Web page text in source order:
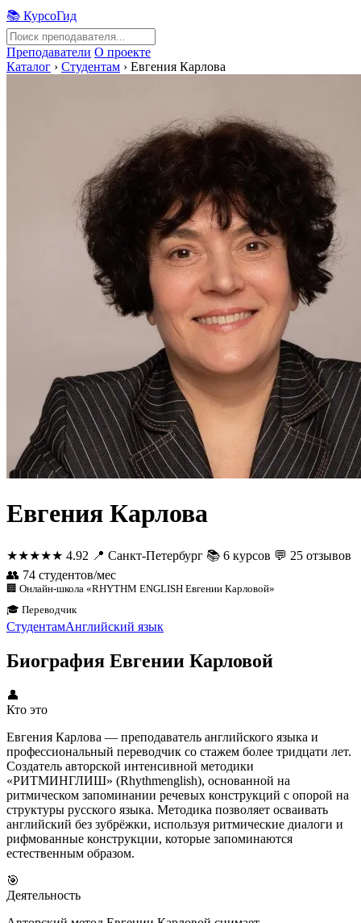
📚 КурсоГид
Преподаватели О проекте
Каталог › Студентам › Евгения Карлова
Евгения Карлова
★★★★★ 4.92 📍 Санкт-Петербург 📚 6 курсов 💬 25 отзывов
👥 74 студентов/мес
🏢 Онлайн-школа «RHYTHM ENGLISH Евгении Карловой»
🎓 Переводчик
СтудентамАнглийский язык
Биография Евгении Карловой
👤
Кто это
Евгения Карлова — преподаватель английского языка и
профессиональный переводчик со стажем более тридцати лет.
Создатель авторской интенсивной методики
«РИТМИНГЛИШ» (Rhythmenglish), основанной на
ритмическом запоминании речевых конструкций с опорой на
структуры русского языка. Методика позволяет осваивать
английский без зубрёжки, используя ритмические диалоги и
рифмованные конструкции, которые запоминаются
естественным образом.
🎯
Деятельность